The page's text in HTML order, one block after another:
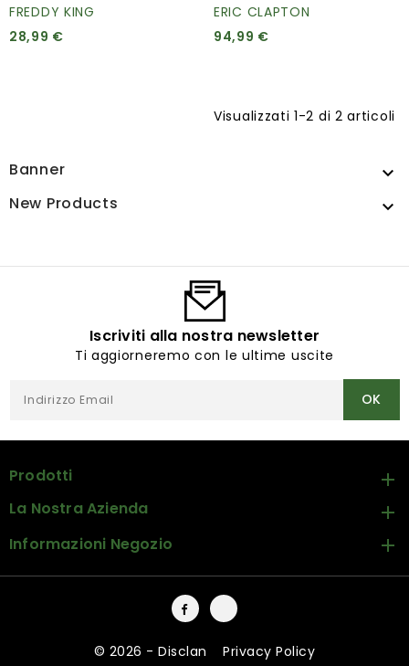
FREDDY KING
28,99 €
ERIC CLAPTON
94,99 €
Visualizzati 1-2 di 2 articoli
Banner 
New Products 
Iscriviti alla nostra newsletter
Ti aggiorneremo con le ultime uscite
Prodotti 
La Nostra Azienda 
Informazioni Negozio 
Facebook
© 2026 - Disclan -Privacy Policy